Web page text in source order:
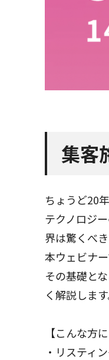
集客
ちょうど20
テクノロジ
界は驚くべ
本ウェビナー
その基礎と
く解説します
【こんな方
・リスティ